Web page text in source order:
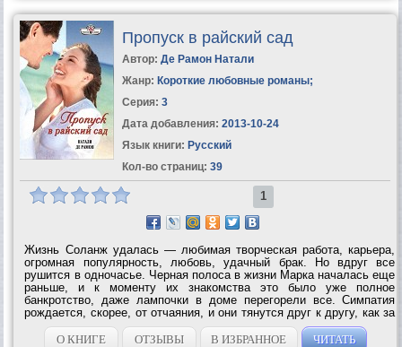
Пропуск в райский сад
Автор: Де Рамон Натали
Жанр: Короткие любовные романы;
Серия: 3
Дата добавления: 2013-10-24
Язык книги: Русский
Кол-во страниц: 39
1
Жизнь Соланж удалась — любимая творческая работа, карьера,
огромная популярность, любовь, удачный брак. Но вдруг все
рушится в одночасье. Черная полоса в жизни Марка началась еще
раньше, и к моменту их знакомства это было уже полное
банкротство, даже лампочки в доме перегорели все. Симпатия
рождается, скорее, от отчаяния, и они тянутся друг к другу, как за
соломинку, хватаясь за робкое чувство. И оно благодарно
расцветает в прекрасный...
О КНИГЕ ОТЗЫВЫ В ИЗБРАННОЕ ЧИТАТЬ